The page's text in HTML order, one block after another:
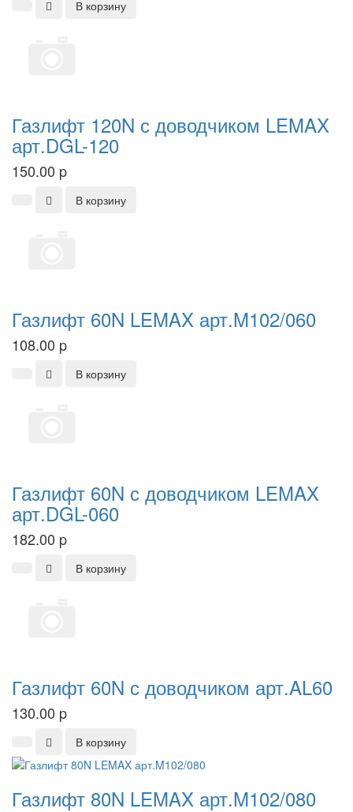
В корзину
Газлифт 120N с доводчиком LEMAX
арт.DGL-120
150.00 p
В корзину
Газлифт 60N LEMAX арт.M102/060
108.00 p
В корзину
Газлифт 60N с доводчиком LEMAX
арт.DGL-060
182.00 p
В корзину
Газлифт 60N с доводчиком арт.AL60
130.00 p
В корзину
Газлифт 80N LEMAX арт.M102/080